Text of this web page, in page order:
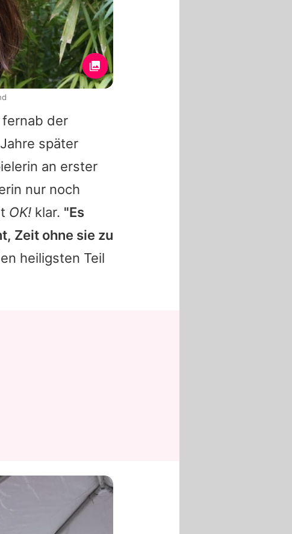
fernab der
später
an erster
nur noch
OK! klar. "Es
Zeit ohne sie zu
heiligsten Teil